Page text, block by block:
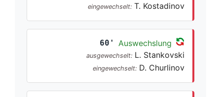
eingewechselt: T. Kostadinov
60' Auswechslung
ausgewechselt: L. Stankovski
eingewechselt: D. Churlinov